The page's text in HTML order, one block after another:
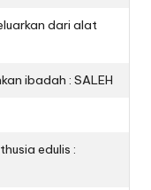
dari alat
ibadah : SALEH
edulis :